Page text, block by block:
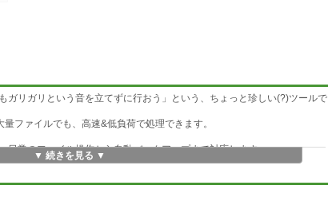
ガリガリという音を立てずに行おう」という、ちょっと珍しい(?)ツールで
ファイルでも、高速&低負荷で処理できます。
日常のファイル操作から自動バックアップまで対応します。
▼ 続きを見る ▼